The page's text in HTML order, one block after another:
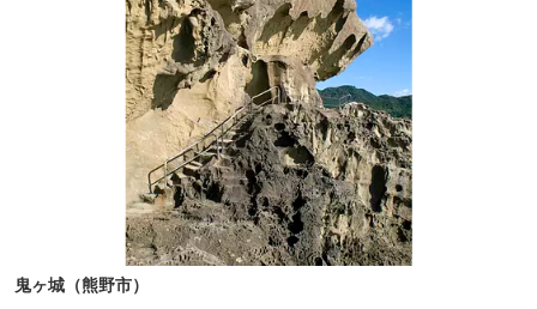
鬼ヶ城（熊野市）